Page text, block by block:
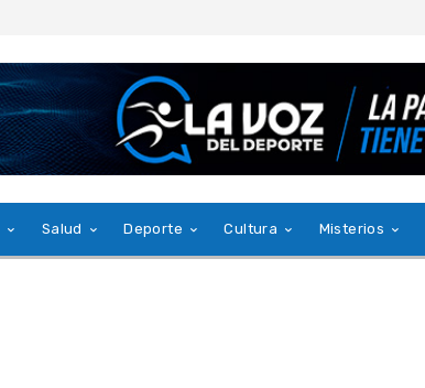
Salud Deporte Cultura Misterios